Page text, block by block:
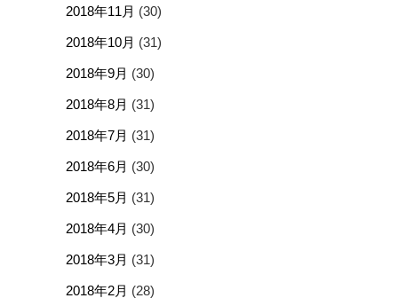
2018年11月 (30)
2018年10月 (31)
2018年9月 (30)
2018年8月 (31)
2018年7月 (31)
2018年6月 (30)
2018年5月 (31)
2018年4月 (30)
2018年3月 (31)
2018年2月 (28)